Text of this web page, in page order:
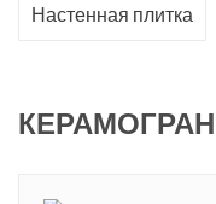
Настенная плитка